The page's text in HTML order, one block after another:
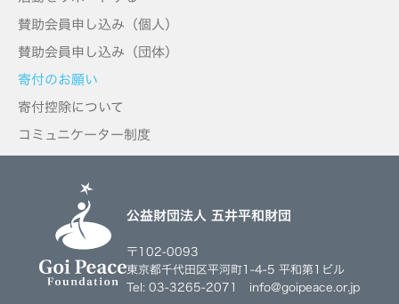
賛助会員申し込み（個人）
賛助会員申し込み（団体）
寄付のお願い
寄付控除について
コミュニケーター制度
公益財団法人 五井平和財団
〒102-0093
東京都千代田区平河町1-4-5 平和第1ビル
Tel: 03-3265-2071 info@goipeace.or.jp